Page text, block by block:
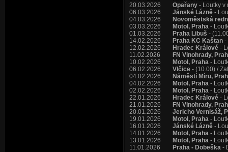
20.03.2026
Opařany - Loutky v
06.03.2026
Jánské Lázně -
04.03.2026
Novoměstská
03.03.2026
Motol, Praha -
01.03.2026
Praha Libuš -
14.02.2026
Praha KC Kaštan -
12.02.2026
Hradec Králové -
11.02.2026
FN Vinohrady,
10.02.2026
Motol, Praha -
06.02.2026
Vlčice - (10.00) /
04.02.2026
Náměstí Míru,
04.02.2026
Motol, Praha -
02.02.2026
Motol, Praha -
22.01.2026
Hradec Králové -
21.01.2026
FN Vinohrady,
20.01.2026
Jericho Vernisáž,
19.01.2026
Motol, Praha -
16.01.2026
Jánské Lázně -
14.01.2026
Motol, Praha -
13.01.2026
Motol, Praha -
11.01.2026
Praha - Dobeška -